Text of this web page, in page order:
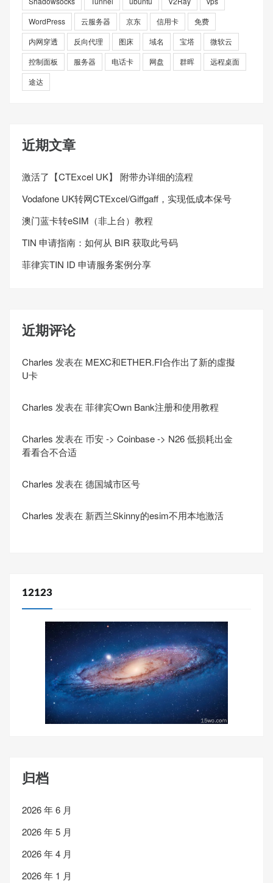
WordPress
云服务器 京东 信用卡
免费
内网穿透
反向代理 图床 域名 宝塔
微软云
控制面板
服务器 电话卡 网盘 群晖
远程桌面
途达
近期文章
激活了【CTExcel UK】 附带办详细的流程
Vodafone UK转网CTExcel/Giffgaff，实现低成本保号
澳门蓝卡转eSIM（非上台）教程
TIN 申请指南：如何从 BIR 获取此号码
菲律宾TIN ID 申请服务案例分享
近期评论
Charles 发表在 MEXC和ETHER.FI合作出了新的虛擬
U卡
Charles 发表在 菲律宾Own Bank注册和使用教程
Charles 发表在 币安 -> Coinbase -> N26 低损耗出金
看看合不合适
Charles 发表在 德国城市区号
Charles 发表在 新西兰Skinny的esim不用本地激活
12123
归档
2026 年 6 月
2026 年 5 月
2026 年 4 月
2026 年 1 月